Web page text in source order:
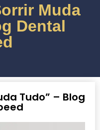
Muda
Dental
Tudo” – Blog